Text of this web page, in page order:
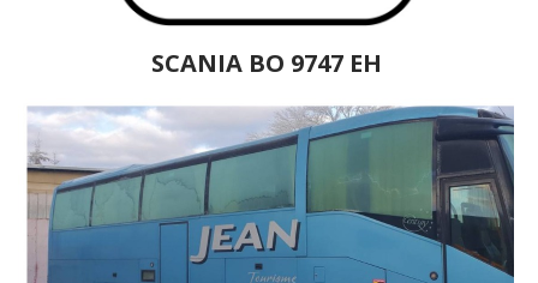
SCANIA ВО 9747 ЕH